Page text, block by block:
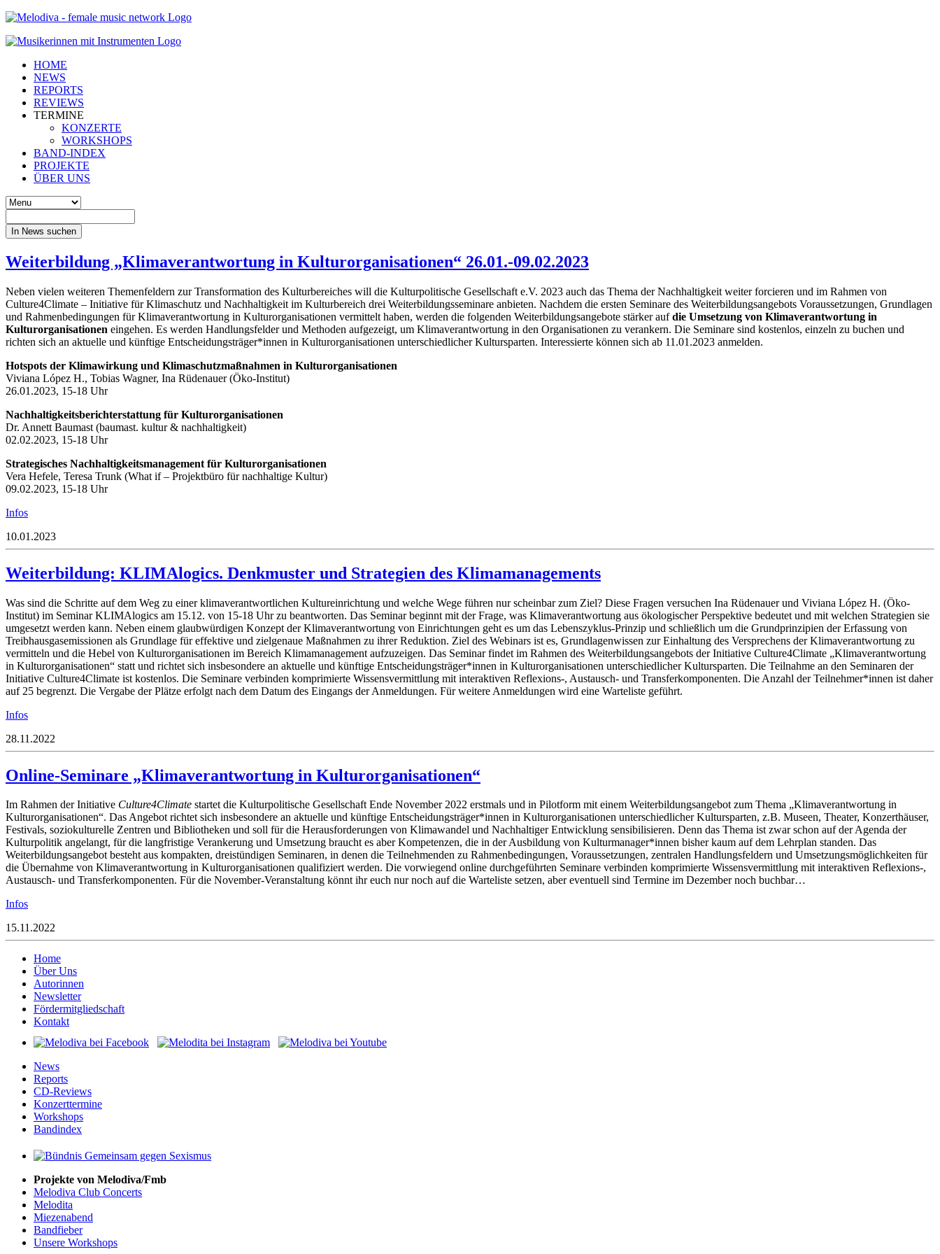
HOME
NEWS
REPORTS
REVIEWS
TERMINE
KONZERTE
WORKSHOPS
BAND-INDEX
PROJEKTE
ÜBER UNS
In News suchen
Weiterbildung „Klimaverantwortung in Kulturorganisationen“ 26.01.-09.02.2023
Neben vielen weiteren Themenfeldern zur Transformation des Kulturbereiches will die Kulturpolitische Gesellschaft e.V. 2023 auch das Thema der Nachhaltigkeit weiter forcieren und im Rahmen von
Culture4Climate – Initiative für Klimaschutz und Nachhaltigkeit im Kulturbereich drei Weiterbildungsseminare anbieten. Nachdem die ersten Seminare des Weiterbildungsangebots Voraussetzungen, Grundlagen
und Rahmenbedingungen für Klimaverantwortung in Kulturorganisationen vermittelt haben, werden die folgenden Weiterbildungsangebote stärker aufdie Umsetzung von Klimaverantwortung in
Kulturorganisationen eingehen. Es werden Handlungsfelder und Methoden aufgezeigt, um Klimaverantwortung in den Organisationen zu verankern. Die Seminare sind kostenlos, einzeln zu buchen und
richten sich an aktuelle und künftige Entscheidungsträger*innen in Kulturorganisationen unterschiedlicher Kultursparten. Interessierte können sich ab 11.01.2023 anmelden.
Hotspots der Klimawirkung und Klimaschutzmaßnahmen in Kulturorganisationen
Viviana López H., Tobias Wagner, Ina Rüdenauer (Öko-Institut)
26.01.2023, 15-18 Uhr
Nachhaltigkeitsberichterstattung für Kulturorganisationen
Dr. Annett Baumast (baumast. kultur & nachhaltigkeit)
02.02.2023, 15-18 Uhr
Strategisches Nachhaltigkeitsmanagement für Kulturorganisationen
Vera Hefele, Teresa Trunk (What if – Projektbüro für nachhaltige Kultur)
09.02.2023, 15-18 Uhr
Infos
10.01.2023
Weiterbildung: KLIMAlogics. Denkmuster und Strategien des Klimamanagements
Was sind die Schritte auf dem Weg zu einer klimaverantwortlichen Kultureinrichtung und welche Wege führen nur scheinbar zum Ziel? Diese Fragen versuchen Ina Rüdenauer und Viviana López H. (Öko-
Institut) im Seminar KLIMAlogics am 15.12. von 15-18 Uhr zu beantworten. Das Seminar beginnt mit der Frage, was Klimaverantwortung aus ökologischer Perspektive bedeutet und mit welchen Strategien sie
umgesetzt werden kann. Neben einem glaubwürdigen Konzept der Klimaverantwortung von Einrichtungen geht es um das Lebenszyklus-Prinzip und schließlich um die Grundprinzipien der Erfassung von
Treibhausgasemissionen als Grundlage für effektive und zielgenaue Maßnahmen zu ihrer Reduktion. Ziel des Webinars ist es, Grundlagenwissen zur Einhaltung des Versprechens der Klimaverantwortung zu
vermitteln und die Hebel von Kulturorganisationen im Bereich Klimamanagement aufzuzeigen. Das Seminar findet im Rahmen des Weiterbildungsangebots der Initiative Culture4Climate „Klimaverantwortung
in Kulturorganisationen“ statt und richtet sich insbesondere an aktuelle und künftige Entscheidungsträger*innen in Kulturorganisationen unterschiedlicher Kultursparten. Die Teilnahme an den Seminaren der
Initiative Culture4Climate ist kostenlos. Die Seminare verbinden komprimierte Wissensvermittlung mit interaktiven Reflexions-, Austausch- und Transferkomponenten. Die Anzahl der Teilnehmer*innen ist daher
auf 25 begrenzt. Die Vergabe der Plätze erfolgt nach dem Datum des Eingangs der Anmeldungen. Für weitere Anmeldungen wird eine Warteliste geführt.
Infos
28.11.2022
Online-Seminare „Klimaverantwortung in Kulturorganisationen“
Im Rahmen der Initiative Culture4Climate startet die Kulturpolitische Gesellschaft Ende November 2022 erstmals und in Pilotform mit einem Weiterbildungsangebot zum Thema „Klimaverantwortung in
Kulturorganisationen“. Das Angebot richtet sich insbesondere an aktuelle und künftige Entscheidungsträger*innen in Kulturorganisationen unterschiedlicher Kultursparten, z.B. Museen, Theater, Konzerthäuser,
Festivals, soziokulturelle Zentren und Bibliotheken und soll für die Herausforderungen von Klimawandel und Nachhaltiger Entwicklung sensibilisieren. Denn das Thema ist zwar schon auf der Agenda der
Kulturpolitik angelangt, für die langfristige Verankerung und Umsetzung braucht es aber Kompetenzen, die in der Ausbildung von Kulturmanager*innen bisher kaum auf dem Lehrplan standen. Das
Weiterbildungsangebot besteht aus kompakten, dreistündigen Seminaren, in denen die Teilnehmenden zu Rahmenbedingungen, Voraussetzungen, zentralen Handlungsfeldern und Umsetzungsmöglichkeiten für
die Übernahme von Klimaverantwortung in Kulturorganisationen qualifiziert werden. Die vorwiegend online durchgeführten Seminare verbinden komprimierte Wissensvermittlung mit interaktiven Reflexions-,
Austausch- und Transferkomponenten. Für die November-Veranstaltung könnt ihr euch nur noch auf die Warteliste setzen, aber eventuell sind Termine im Dezember noch buchbar…
Infos
15.11.2022
Home
Über Uns
Autorinnen
Newsletter
Fördermitgliedschaft
Kontakt
News
Reports
CD-Reviews
Konzerttermine
Workshops
Bandindex
Projekte von Melodiva/Fmb
Melodiva Club Concerts
Melodita
Miezenabend
Bandfieber
Unsere Workshops